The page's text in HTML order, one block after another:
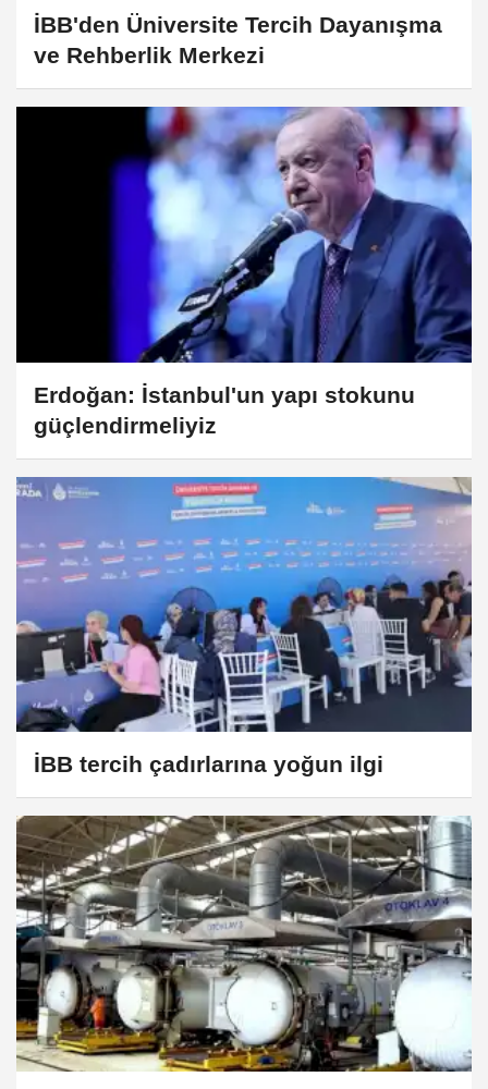
İBB'den Üniversite Tercih Dayanışma
ve Rehberlik Merkezi
Erdoğan: İstanbul'un yapı stokunu
güçlendirmeliyiz
İBB tercih çadırlarına yoğun ilgi